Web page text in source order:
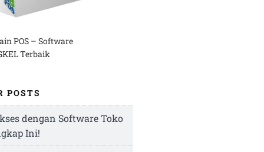
POS – Software
Terbaik
POSTS
dengan Software Toko
Ini!